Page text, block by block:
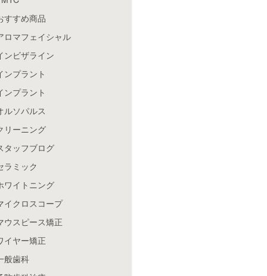
すすめ商品
ロマフェイシャル
ンビザライン
ンプラント
ンプラント
ルソパルス
リーニング
タッフブログ
ラミック
ワイトニング
イクロスコープ
ウスピース矯正
イヤー矯正
般歯科